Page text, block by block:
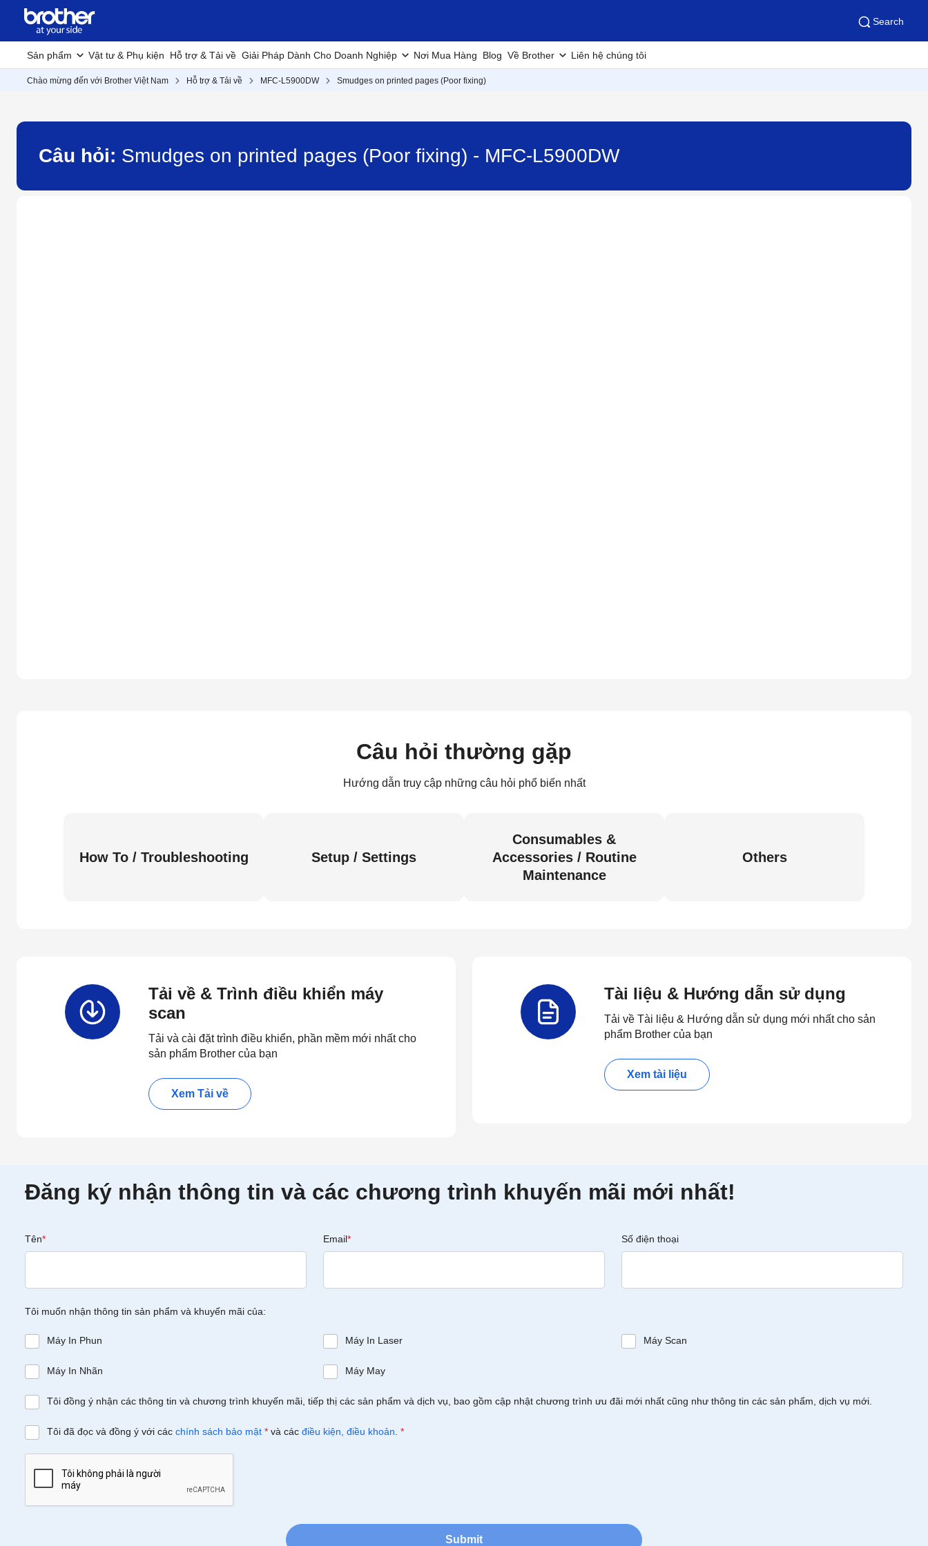
Search
Sản phẩm Vật tư & Phụ kiện Hỗ trợ & Tải về Giải Pháp Dành Cho Doanh Nghiệp Nơi Mua Hàng Blog Về Brother Liên hệ chúng tôi
Chào mừng đến với Brother Việt Nam Hỗ trợ & Tải về MFC-L5900DW Smudges on printed pages (Poor fixing)
Câu hỏi: Smudges on printed pages (Poor fixing) - MFC-L5900DW
Câu hỏi thường gặp
Hướng dẫn truy cập những câu hỏi phổ biến nhất
How To / Troubleshooting Setup / Settings
Consumables &
Accessories / Routine
Maintenance
Others
Tải về & Trình điều khiển máy
scan
Tải và cài đặt trình điều khiển, phần mềm mới nhất cho
sản phẩm Brother của bạn
Xem Tải về
Tài liệu & Hướng dẫn sử dụng
Tải về Tài liệu & Hướng dẫn sử dụng mới nhất cho sản
phẩm Brother của bạn
Xem tài liệu
Đăng ký nhận thông tin và các chương trình khuyến mãi mới nhất!
Tên* Email* Số điện thoại
Tôi muốn nhận thông tin sản phẩm và khuyến mãi của:
Máy In Phun Máy In Laser Máy Scan
Máy In Nhãn Máy May
Tôi đồng ý nhận các thông tin và chương trình khuyến mãi, tiếp thị các sản phẩm và dịch vụ, bao gồm cập nhật chương trình ưu đãi mới nhất cũng như thông tin các sản phẩm, dịch vụ mới.
Tôi đã đọc và đồng ý với các chính sách bảo mật * và các điều kiện, điều khoản *
Submit